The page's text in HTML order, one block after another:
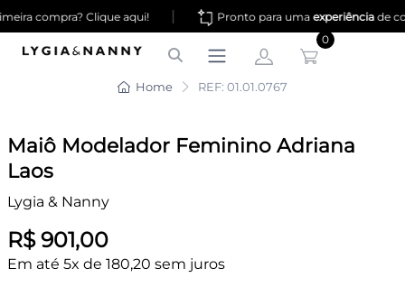
compra? Clique aqui! Pronto para umaexperiênciade
0
Home REF: 01.01.0767
Maiô Modelador Feminino Adriana
Laos
Lygia & Nanny
R$ 901,00
Em até 5x de 180,20 sem juros